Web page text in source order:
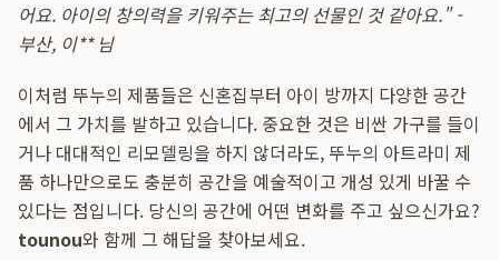
어요. 아이의 창의력을 키워주는 최고의 선물인 것 같아요." -
부산, 이** 님
이처럼 뚜누의 제품들은 신혼집부터 아이 방까지 다양한 공간
에서 그 가치를 발하고 있습니다. 중요한 것은 비싼 가구를 들이
거나 대대적인 리모델링을 하지 않더라도, 뚜누의 아트라미 제
품 하나만으로도 충분히 공간을 예술적이고 개성 있게 바꿀 수
있다는 점입니다. 당신의 공간에 어떤 변화를 주고 싶으신가요?
tounou와 함께 그 해답을 찾아보세요.